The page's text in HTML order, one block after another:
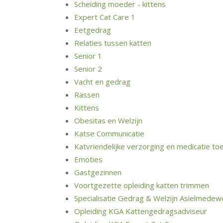
Scheiding moeder - kittens
Expert Cat Care 1
Eetgedrag
Relaties tussen katten
Senior 1
Senior 2
Vacht en gedrag
Rassen
Kittens
Obesitas en Welzijn
Katse Communicatie
Katvriendelijke verzorging en medicatie
Emoties
Gastgezinnen
Voortgezette opleiding katten trimmen
Specialisatie Gedrag & Welzijn
Opleiding KGA Kattengedragsadviseur